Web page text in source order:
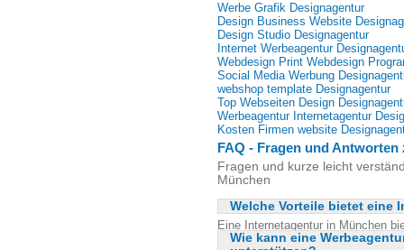
Werbe Grafik Designagentur
Design Business Website
Design Studio Designagentur
Internet Werbeagentur
Webdesign Print Webdesign
Social Media Werbung
webshop template Designagentur
Top Webseiten Design
Werbeagentur Internetagentur
Kosten Firmen website
FAQ - Fragen und
Fragen und kurze leicht
München
Welche Vorteile bietet eine
Eine Internetagentur in München
Leistungen für einen
Wie kann eine